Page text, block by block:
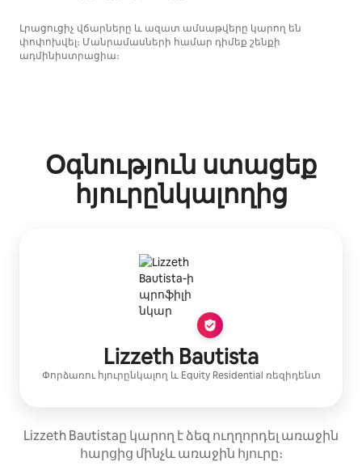
Լրացուցիչ վճարները և ազատ ամսաթվերը կարող են
փոփոխվել։ Մանրամասների համար դիմեք շենքի
ադմինիստրացիա։
Օգնություն ստացեք
հյուրընկալողից
Lizzeth Bautista
Փորձառու հյուրընկալող և Equity Residential ռեզիդենտ
Lizzeth Bautistaը կարող է ձեզ ուղղորդել առաջին
հարցից մինչև առաջին հյուրը։